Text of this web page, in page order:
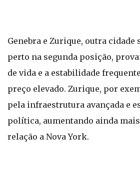
Genebra e Zurique, outra cidade
perto na segunda posição,
de vida e a estabilidade
preço elevado. Zurique, por
pela infraestrutura avançada e
política, aumentando ainda
relação a Nova York.